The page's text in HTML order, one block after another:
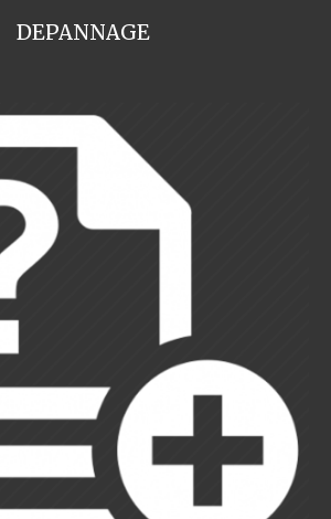
DEPANNAGE